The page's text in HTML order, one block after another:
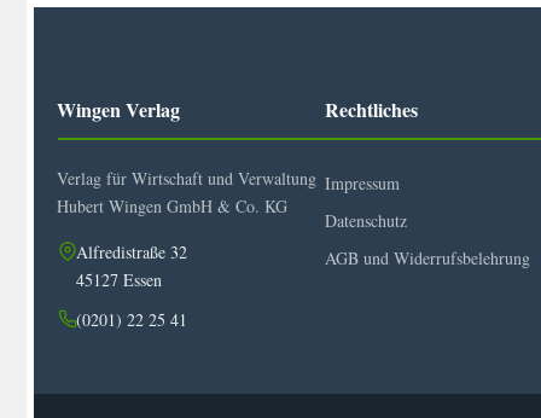
Wingen Verlag
Verlag für Wirtschaft und Verwaltung
Hubert Wingen GmbH & Co. KG
Alfredistraße 32
45127 Essen
(0201) 22 25 41
Rechtliches
Impressum
Datenschutz
AGB und Widerrufsbelehrung